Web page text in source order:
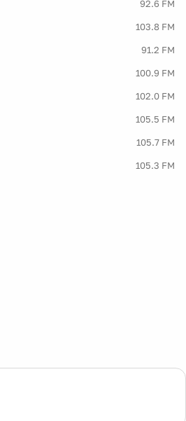
92.6 FM
103.8 FM
91.2 FM
100.9 FM
102.0 FM
105.5 FM
105.7 FM
105.3 FM